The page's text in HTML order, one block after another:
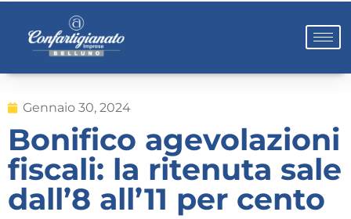
Gennaio 30, 2024
Bonifico agevolazioni
fiscali: la ritenuta sale
dall’8 all’11 per cento